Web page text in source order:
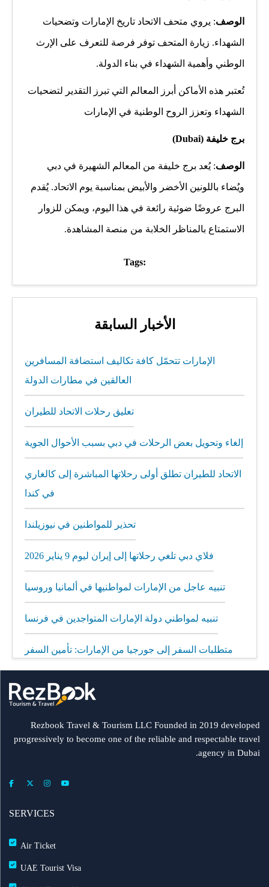
الوصف: يروي متحف الاتحاد تاريخ الإمارات وتضحيات
الشهداء. زيارة المتحف توفر فرصة للتعرف على الإرث
الوطني وأهمية الشهداء في بناء الدولة.
تُعتبر هذه الأماكن أبرز المعالم التي تبرز التقدير لتضحيات
الشهداء وتعزز الروح الوطنية في الإمارات
برج خليفة (Dubai)
الوصف: يُعد برج خليفة من المعالم الشهيرة في دبي
ويُضاء باللونين الأخضر والأبيض بمناسبة يوم الاتحاد. يُقدم
البرج عروضًا ضوئية رائعة في هذا اليوم، ويمكن للزوار
الاستمتاع بالمناظر الخلابة من منصة المشاهدة.
Tags:
الأخبار السابقة
الإمارات تتحمّل كافة تكاليف استضافة المسافرين
العالقين في مطارات الدولة
تعليق رحلات الاتحاد للطيران
إلغاء وتحويل بعض الرحلات في دبي بسبب الأحوال الجوية
الاتحاد للطيران تطلق أولى رحلاتها المباشرة إلى كالغاري
في كندا
تحذير للمواطنين في نيوزيلندا
فلاي دبي تلغي رحلاتها إلى إيران ليوم 9 يناير 2026
تنبيه عاجل من الإمارات لمواطنيها في ألمانيا وروسيا
تنبيه لمواطني دولة الإمارات المتواجدين في فرنسا
متطلبات السفر إلى جورجيا من الإمارات: تأمين السفر
إلزامي
مطار الشارقة يطلق رحلات مباشرة إلى ميونيخ عبر
فلاي دبي: تأخير بعض الرحلات بسبب الأحوال الجوية
عرض طيران الإمارات إلى دبي | عشاء بحري وزيارة فنية
طيران الإمارات تشغّل رحلاتها إلى بغداد
Rezbook Travel & Tourism LLC Founded in 2019 developed
progressively to become one of the reliable and respectable travel
agency in Dubai.
SERVICES
Air Ticket
UAE Tourist Visa